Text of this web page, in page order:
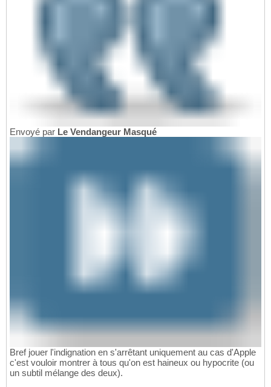
Envoyé par Le Vendangeur Masqué
Bref jouer l'indignation en s'arrêtant uniquement au cas d'Apple
c'est vouloir montrer à tous qu'on est haineux ou hypocrite (ou
un subtil mélange des deux).